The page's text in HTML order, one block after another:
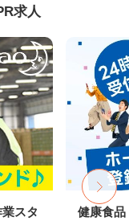
求人
スタ
健康食品